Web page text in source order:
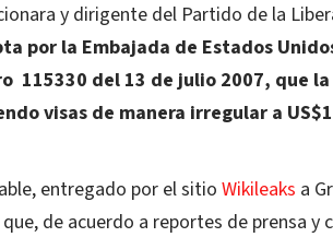
y dirigente del Partido de la
por la Embajada de Estados
115330 del 13 de julio 2007, que
visas de manera irregular a
entregado por el sitio Wikileaks a
de acuerdo a reportes de prensa